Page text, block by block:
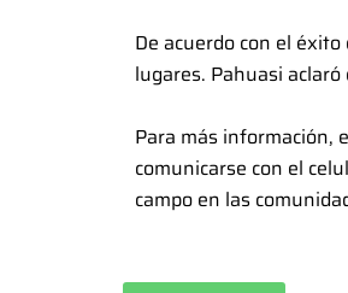
De acuerdo con el
lugares. Pahuasi
Para más información,
comunicarse con el
campo en las